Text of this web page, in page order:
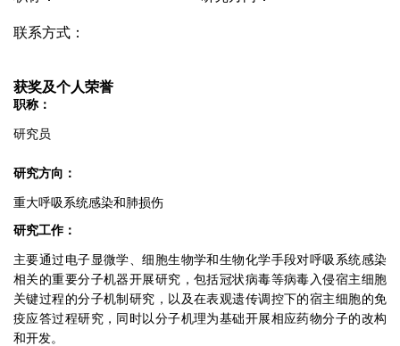
联系方式：
获奖及个人荣誉
职称：
研究员
研究方向：
重大呼吸系统感染和肺损伤
研究工作：
主要通过电子显微学、细胞生物学和生物化学手段对呼吸系统感染
相关的重要分子机器开展研究，包括冠状病毒等病毒入侵宿主细胞
关键过程的分子机制研究，以及在表观遗传调控下的宿主细胞的免
疫应答过程研究，同时以分子机理为基础开展相应药物分子的改构
和开发。